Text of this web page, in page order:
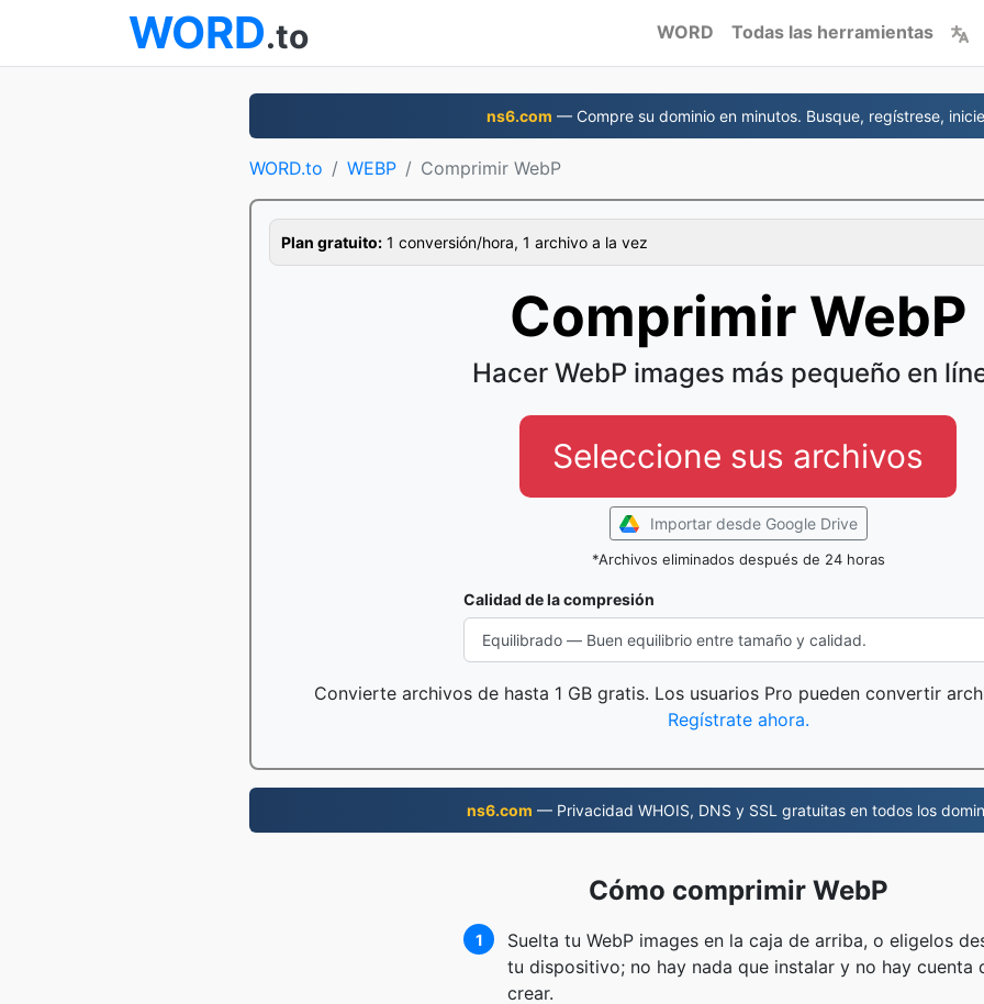
WORD.to WORD Todas las herramientas
ns6.com — Compre su dominio en minutos. Busque, regístrese,
WORD.to WEBP Comprimir WebP
Plan gratuito: 1 conversión/hora, 1 archivo a la vez
Comprimir WebP
Hacer WebP images más pequeño en
Seleccione sus archivos
Importar desde Google Drive
*Archivos eliminados después de 24 horas
Calidad de la compresión
Convierte archivos de hasta 1 GB gratis. Los usuarios Pro pueden convertir
Regístrate ahora.
ns6.com — Privacidad WHOIS, DNS y SSL gratuitas en todos los
Cómo comprimir WebP
1
Suelta tu WebP images en la caja de arriba, o eligelos
tu dispositivo; no hay nada que instalar y no hay cuenta
crear.